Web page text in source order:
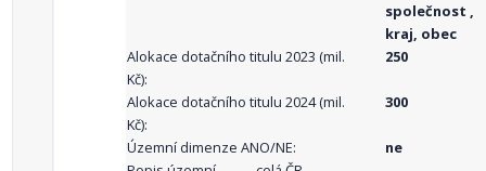
společnost ,
kraj, obec
Alokace dotačního titulu 2023 (mil.
Kč):
250
Alokace dotačního titulu 2024 (mil.
Kč):
300
Územní dimenze ANO/NE:
ne